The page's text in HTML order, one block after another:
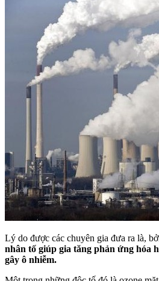
Lý do được các chuyên gia đưa ra là,
nhân tố giúp gia tăng phản ứng hóa
gây ô nhiễm.